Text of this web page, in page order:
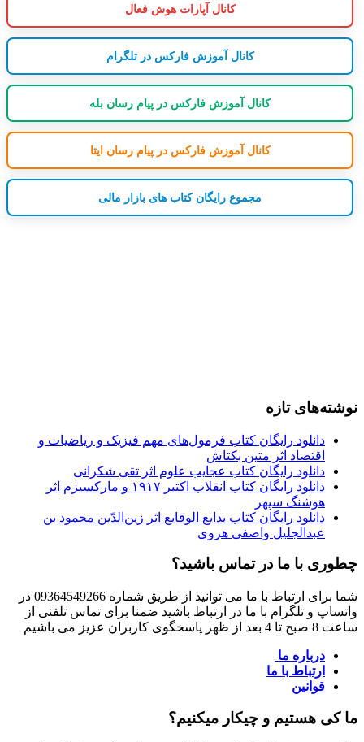
کانال آپارات هوش فعال
کانال آموزش فارکس در تلگرام
کانال آموزش فارکس در پیام رسان بله
کانال آموزش فارکس در پیام رسان ایتا
مجموع رایگان کتاب های بازار مالی
نوشته‌های تازه
دانلود رایگان کتاب فرمول‌های مهم فیزیک و ریاضیات و
اقتصاد اثر متین بکتاش
دانلود رایگان کتاب عجایب علوم اثر تقی شکرانی
دانلود رایگان کتاب انقلاب اکتبر ۱۹۱۷ و مارکسیزم اثر
هوشنگ سپهر
دانلود رایگان کتاب بدایع الوقایع اثر زین‌الدّین محمود بن
عبدالجلیل واصفی هروی
چطوری با ما در تماس باشید؟
شما برای ارتباط با ما می توانید از طریق شماره 09364549266 در
واتساپ و تلگرام با ما در ارتباط باشید ضمنا برای تماس تلفنی از
ساعت 8 صبح تا 4 بعد از ظهر پاسخگوی کاربران عزیز می باشیم
درباره ما
ارتباط با ما
قوانین
ما کی هستیم و چیکار میکنیم؟